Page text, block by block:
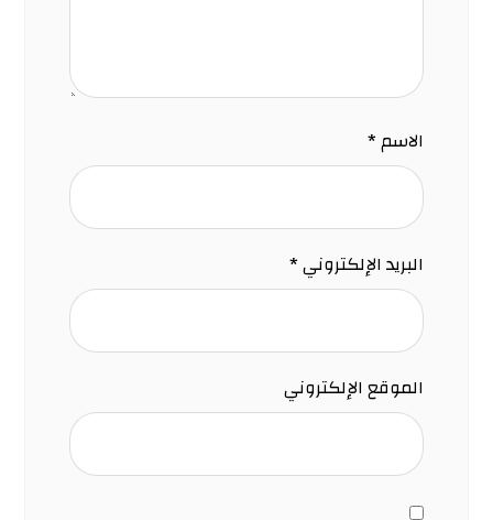
الاسم*
البريد الإلكتروني*
الموقع الإلكتروني